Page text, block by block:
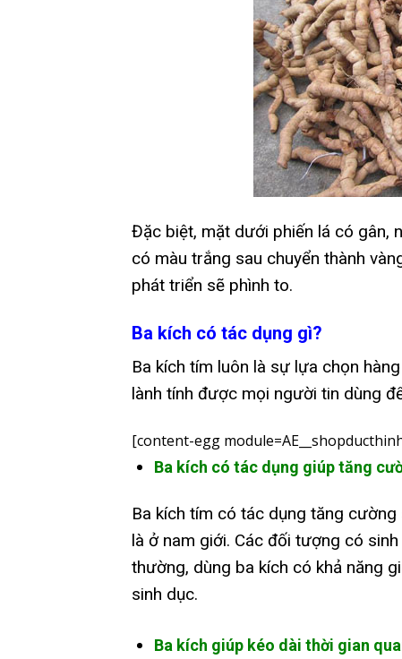
Đặc biệt, mặt dưới phiến lá có gân,
có màu trắng sau chuyển thành
phát triển sẽ phình to.
Ba kích có tác dụng gì?
Ba kích tím luôn là sự lựa chọn
lành tính được mọi người tin dùng
[content-egg
Ba kích có tác dụng giúp tăng
Ba kích tím có tác dụng tăng
là ở nam giới. Các đối tượng có
thường, dùng ba kích có khả năng
sinh dục.
Ba kích giúp kéo dài thời gian